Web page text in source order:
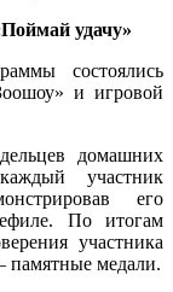
удачу»
состоялись
и игровой
домашних
участник
его
По итогам
участника
памятные медали.